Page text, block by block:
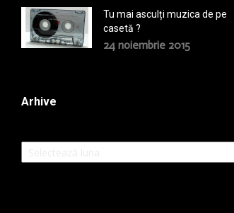
Tu mai asculți muzica de pe
casetă ?
24 noiembrie 2015
Arhive
Arhive